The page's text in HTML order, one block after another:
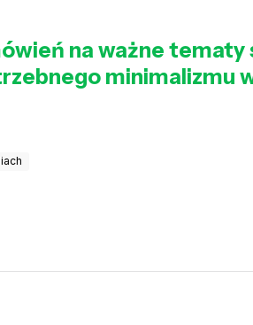
na ważne tematy
minimalizmu